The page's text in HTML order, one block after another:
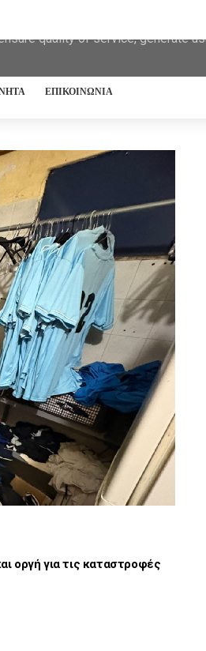
ΕΠΙΚΟΙΝΩΝΙΑ
οργή για τις καταστροφές
quality of service, generate